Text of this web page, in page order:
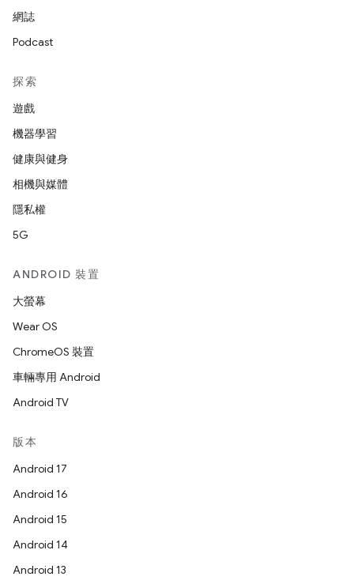
網誌
Podcast
探索
遊戲
機器學習
健康與健身
相機與媒體
隱私權
5G
ANDROID 裝置
大螢幕
Wear OS
ChromeOS 裝置
車輛專用 Android
Android TV
版本
Android 17
Android 16
Android 15
Android 14
Android 13